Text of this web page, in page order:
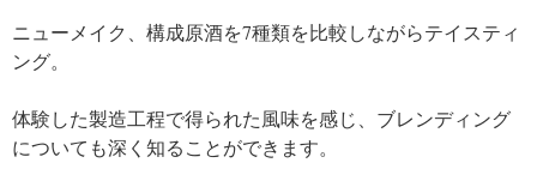
ニューメイク、構成原酒を7種類を比較しながらテイスティ
ング。
体験した製造工程で得られた風味を感じ、ブレンディング
についても深く知ることができます。